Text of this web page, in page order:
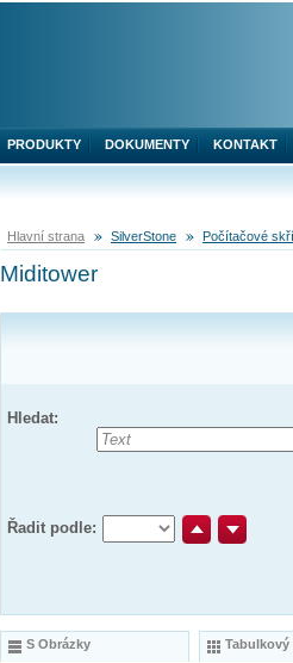
Hlavní strana SilverStone Počítačové
Miditower
Hledat:
Řadit podle:
S Obrázky Tabulkový
PRODUKTY DOKUMENTY KONTAKT